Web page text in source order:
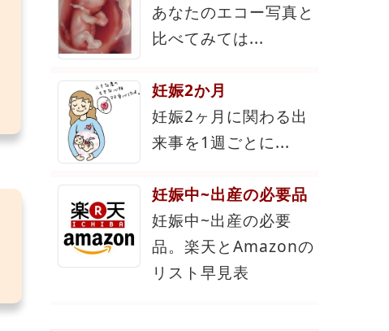
あなたのエコー写真と
比べてみては...
妊娠2か月
妊娠2ヶ月に関わる出
来事を1週ごとに...
妊娠中~出産の必要品
妊娠中~出産の必要
品。楽天とAmazonの
リスト早見表